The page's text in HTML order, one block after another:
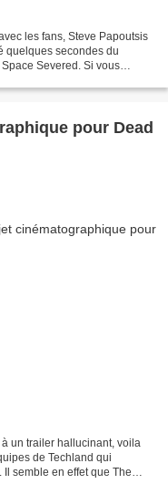
les fans, Steve Papoutsis
quelques secondes du
Severed. Si vous
pour Dead
un trailer hallucinant, voila
de Techland qui
semble en effet que The